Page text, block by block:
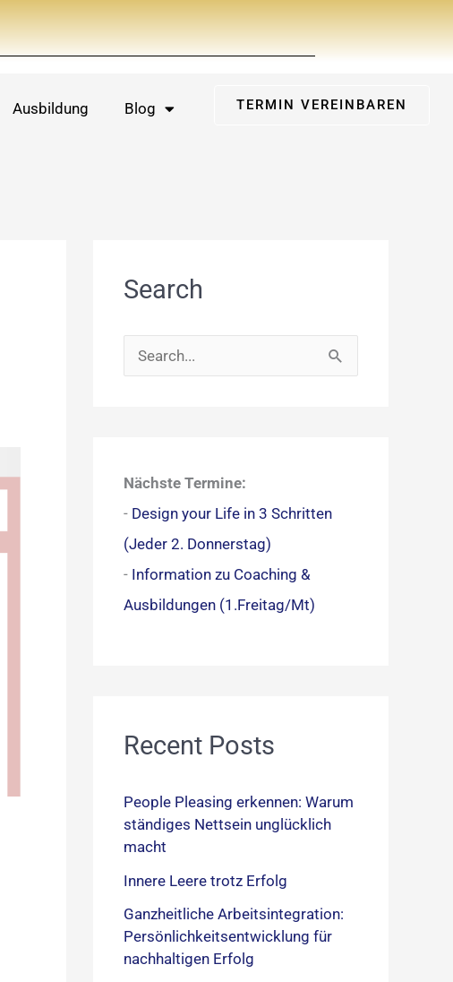
Ausbildung Blog TERMIN VEREINBAREN
Search
e
n
n
a
c
Nächste Termine:
- Design your Life in 3 Schritten
(Jeder 2. Donnerstag)
- Information zu Coaching &
Ausbildungen (1.Freitag/Mt)
Recent Posts
People Pleasing erkennen: Warum
ständiges Nettsein unglücklich
macht
Innere Leere trotz Erfolg
Ganzheitliche Arbeitsintegration:
Persönlichkeitsentwicklung für
nachhaltigen Erfolg